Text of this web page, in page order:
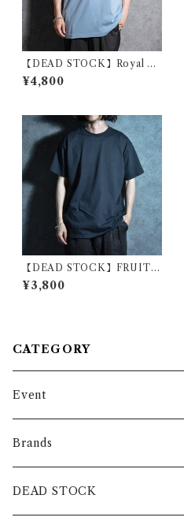
【DEAD STOCK】Royal Ai
r Force Cotton T-shirts イ
ギリス軍 コットン Tシャツ
¥4,800
【DEAD STOCK】FRUIT
OF THE LOOM Euro Mod
el T Shirt Black フルーツオ
¥3,800
CATEGORY
Event
Brands
intch.
DEAD STOCK